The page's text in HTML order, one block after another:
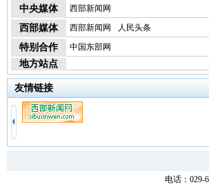
中央媒体 西部新闻网
西部媒体 西部新闻网 人民头条
特别合作 中国东部网
地方站点
友情链接
电话：029-